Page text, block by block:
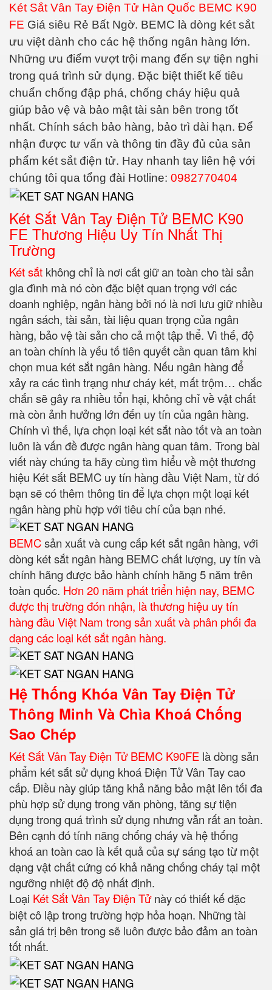
Két Sắt Vân Tay Điện Tử Hàn Quốc BEMC K90
FE Giá siêu Rẻ Bất Ngờ. BEMC là dòng két sắt
ưu việt dành cho các hệ thống ngân hàng lớn.
Những ưu điểm vượt trội mang đến sự tiện nghi
trong quá trình sử dụng. Đặc biệt thiết kế tiêu
chuẩn chống đập phá, chống cháy hiệu quả
giúp bảo vệ và bảo mật tài sản bên trong tốt
nhất. Chính sách bảo hàng, bảo trì dài hạn. Để
nhận được tư vấn và thông tin đầy đủ của sản
phẩm két sắt điện tử. Hay nhanh tay liên hệ với
chúng tôi qua tổng đài Hotline: 0982770404
Két Sắt Vân Tay Điện Tử BEMC K90
FE Thương Hiệu Uy Tín Nhất Thị
Trường
Két sắt không chỉ là nơi cất giữ an toàn cho tài sản
gia đình mà nó còn đặc biệt quan trọng với các
doanh nghiệp, ngân hàng bởi nó là nơi lưu giữ nhiều
ngân sách, tài sản, tài liệu quan trọng của ngân
hàng, bảo vệ tài sản cho cả một tập thể. Vì thế, độ
an toàn chính là yếu tố tiên quyết cần quan tâm khi
chọn mua két sắt ngân hàng. Nếu ngân hàng để
xảy ra các tình trạng như cháy két, mất trộm… chắc
chắn sẽ gây ra nhiều tổn hại, không chỉ về vật chất
mà còn ảnh hưởng lớn đến uy tín của ngân hàng.
Chính vì thế, lựa chọn loại két sắt nào tốt và an toàn
luôn là vấn đề được ngân hàng quan tâm. Trong bài
viết này chúng ta hãy cùng tìm hiểu về một thương
hiệu Két sắt BEMC uy tín hàng đầu Việt Nam, từ đó
bạn sẽ có thêm thông tin để lựa chọn một loại két
ngân hàng phù hợp với tiêu chí của bạn nhé.
BEMCsản xuất và cung cấp két sắt ngân hàng, với
dòng két sắt ngân hàng BEMC chất lượng, uy tín và
chính hãng được bảo hành chính hãng 5 năm trên
toàn quốc. Hơn 20 năm phát triển hiện nay, BEMC
được thị trường đón nhận, là thương hiệu uy tín
hàng đầu Việt Nam trong sản xuất và phân phối đa
dạng các loại két sắt ngân hàng.
Hệ Thống Khóa Vân Tay Điện Tử
Thông Minh Và Chìa Khoá Chống
Sao Chép
Két Sắt Vân Tay Điện Tử BEMC K90FE là dòng sản
phẩm két sắt sử dụng khoá Điện Tử Vân Tay cao
cấp. Điều này giúp tăng khả năng bảo mật lên tối đa
phù hợp sử dụng trong văn phòng, tăng sự tiện
dụng trong quá trình sử dụng nhưng vẫn rất an toàn.
Bên cạnh đó tính năng chống cháy và hệ thống
khoá an toàn cao là kết quả của sự sáng tạo từ một
dạng vật chất cứng có khả năng chống cháy tại một
ngưỡng nhiệt độ độ nhất định.
Loại Két Sắt Vân Tay Điện Tử này có thiết kế đặc
biệt cô lập trong trường hợp hỏa hoạn. Những tài
sản giá trị bên trong sẽ luôn được bảo đảm an toàn
tốt nhất.